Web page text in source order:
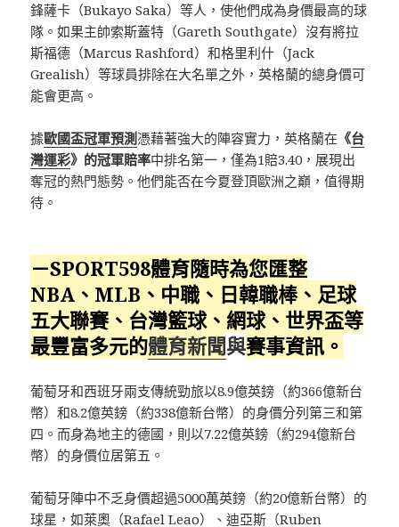
鋒薩卡（Bukayo Saka）等人，使他們成為身價最高的球
隊。如果主帥索斯蓋特（Gareth Southgate）沒有將拉
斯福德（Marcus Rashford）和格里利什（Jack
Grealish）等球員排除在大名單之外，英格蘭的總身價可
能會更高。
據歐國盃冠軍預測 憑藉著強大的陣容實力，英格蘭在 《台
灣運彩》的冠軍賠率中排名第一，僅為1賠3.40，展現出
奪冠的熱門態勢。他們能否在今夏登頂歐洲之巔，值得期
待。
－SPORT598體育隨時為您匯整
NBA、MLB、中職、日韓職棒、足球
五大聯賽、台灣籃球、網球、 世界盃等
最豐富多元的體育新聞與賽事資訊。
葡萄牙和西班牙兩支傳統勁旅以8.9億英鎊（約366億新台
幣）和8.2億英鎊（約338億新台幣）的身價分列第三和第
四。而身為地主的德國，則以7.22億英鎊（約294億新台
幣）的身價位居第五。
葡萄牙陣中不乏身價超過5000萬英鎊（約20億新台幣）的
球星，如萊奧（Rafael Leao）、迪亞斯（Ruben